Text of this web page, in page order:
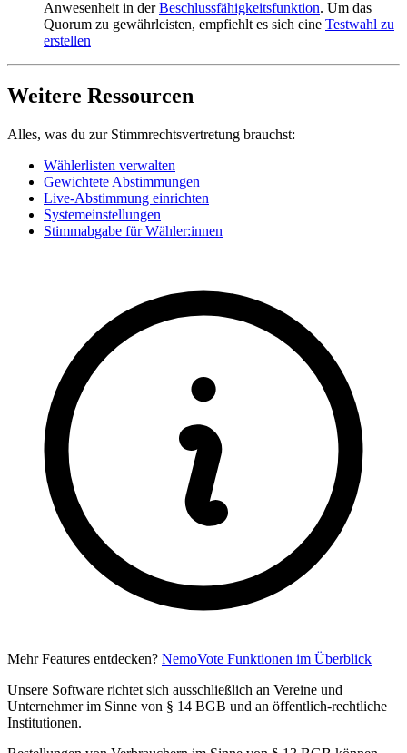
Anwesenheit in derBeschlussfähigkeitsfunktion. Um das
Quorum zu gewährleisten, empfiehlt es sich eine Testwahl zu
erstellen
Weitere Ressourcen
Alles, was du zur Stimmrechtsvertretung brauchst:
Wählerlisten verwalten
Gewichtete Abstimmungen
Live-Abstimmung einrichten
Systemeinstellungen
Stimmabgabe für Wähler:innen
Mehr Features entdecken? NemoVote Funktionen im Überblick
Unsere Software richtet sich ausschließlich an Vereine und
Unternehmer im Sinne von § 14 BGB und an öffentlich-rechtliche
Institutionen.